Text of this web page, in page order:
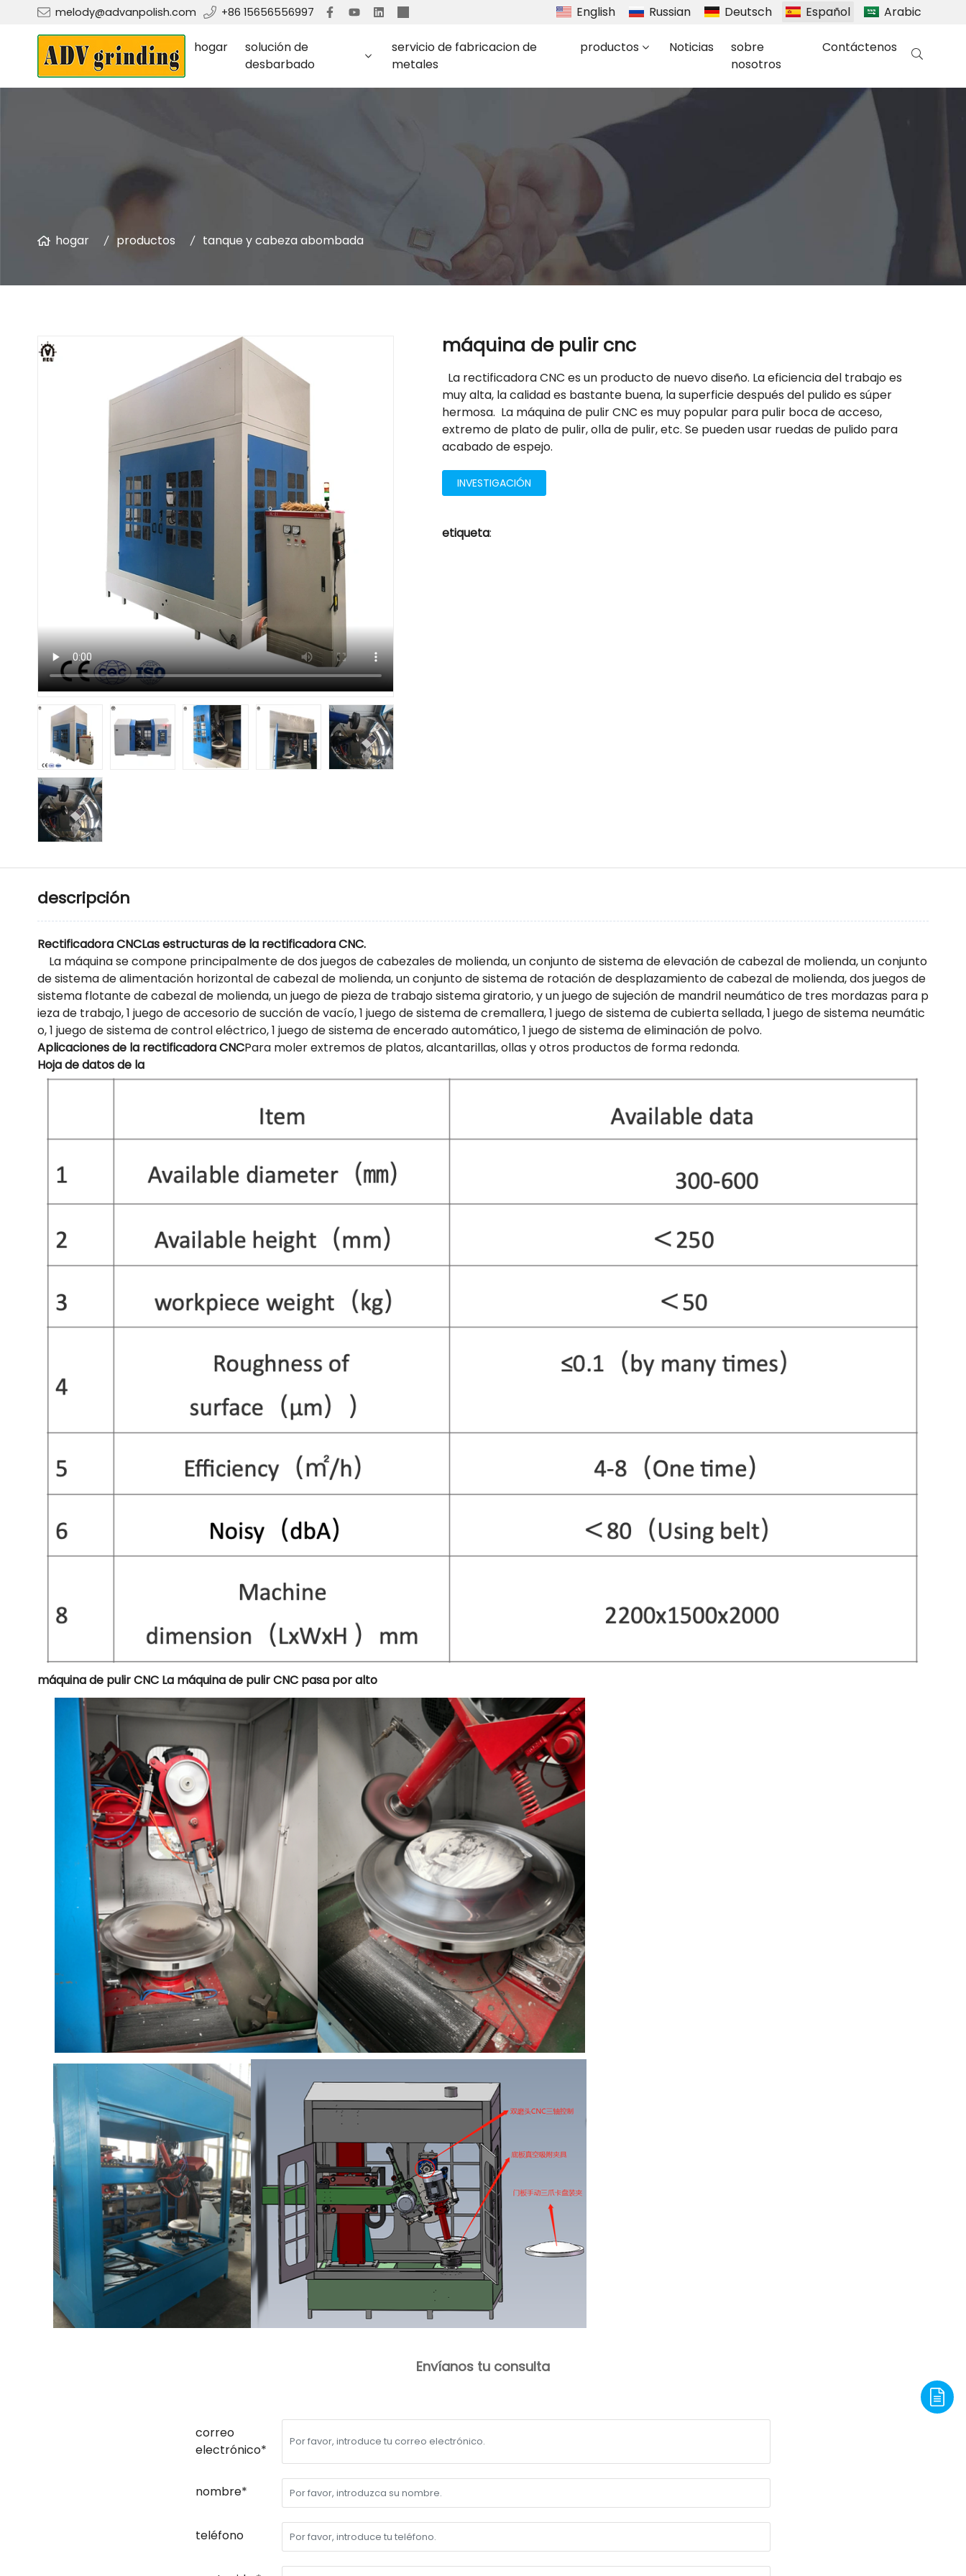
melody@advanpolish.com +86 15656556997 English Russian Deutsch Español Arabic
hogar
solución de
desbarbado
servicio de fabricacion de
metales
productos Noticias
sobre
nosotros
Contáctenos
hogar productos tanque y cabeza abombada
máquina de pulir cnc
La rectificadora CNC es un producto de nuevo diseño. La eficiencia del trabajo es
muy alta, la calidad es bastante buena, la superficie después del pulido es súper
hermosa. La máquina de pulir CNC es muy popular para pulir boca de acceso,
extremo de plato de pulir, olla de pulir, etc. Se pueden usar ruedas de pulido para
acabado de espejo.
INVESTIGACIÓN
etiqueta:
descripción
Rectificadora CNCLas estructuras de la rectificadora CNC.
La máquina se compone principalmente de dos juegos de cabezales de molienda, un conjunto de sistema de elevación de cabezal de molienda, un conjunto
de sistema de alimentación horizontal de cabezal de molienda, un conjunto de sistema de rotación de desplazamiento de cabezal de molienda, dos juegos de
sistema flotante de cabezal de molienda, un juego de pieza de trabajo sistema giratorio, y un juego de sujeción de mandril neumático de tres mordazas para p
ieza de trabajo, 1 juego de accesorio de succión de vacío, 1 juego de sistema de cremallera, 1 juego de sistema de cubierta sellada, 1 juego de sistema neumátic
o, 1 juego de sistema de control eléctrico, 1 juego de sistema de encerado automático, 1 juego de sistema de eliminación de polvo.
Aplicaciones de la rectificadora CNCPara moler extremos de platos, alcantarillas, ollas y otros productos de forma redonda.
Hoja de datos de la
máquina de pulir CNC La máquina de pulir CNC pasa por alto
Envíanos tu consulta
correo
electrónico*
nombre*
teléfono